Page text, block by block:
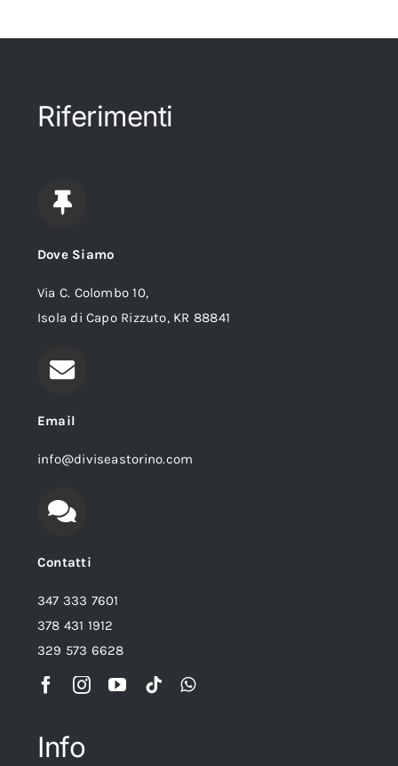
Riferimenti
Dove Siamo
Via C. Colombo 10,
Isola di Capo Rizzuto, KR 88841
Email
info@diviseastorino.com
Contatti
347 333 7601
378 431 1912
329 573 6628
Info